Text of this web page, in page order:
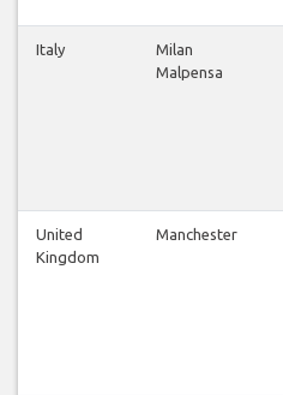
Italy
Milan
Malpensa
United
Kingdom
Manchester